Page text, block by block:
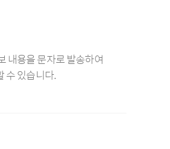
내용을 문자로 발송하여
수 있습니다.